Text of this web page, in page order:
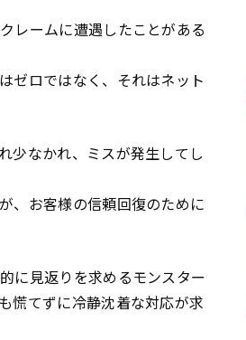
レームに遭遇したことがある
ゼロではなく、それはネット
少なかれ、ミスが発生してし
、お客様の信頼回復のために
に見返りを求めるモンスター
慌てずに冷静沈着な対応が求